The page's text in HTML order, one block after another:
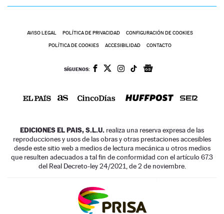
AVISO LEGAL POLÍTICA DE PRIVACIDAD CONFIGURACIÓN DE COOKIES
POLÍTICA DE COOKIES ACCESIBILIDAD CONTACTO
SÍGUENOS:
EDICIONES EL PAIS, S.L.U. realiza una reserva expresa de las
reproducciones y usos de las obras y otras prestaciones accesibles
desde este sitio web a medios de lectura mecánica u otros medios
que resulten adecuados a tal fin de conformidad con el artículo 67.3
del Real Decreto-ley 24/2021, de 2 de noviembre.